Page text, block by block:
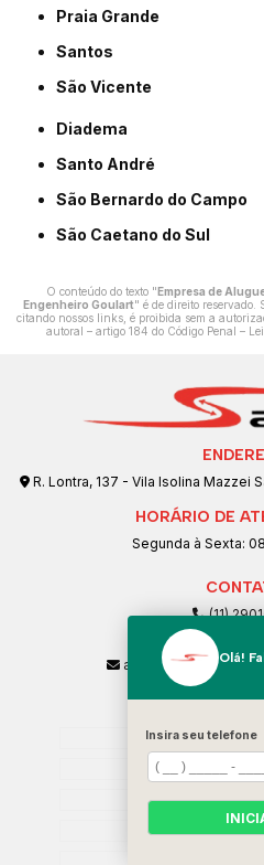
Praia Grande
Santos
São Vicente
Diadema
Santo André
São Bernardo do Campo
São Caetano do Sul
O conteúdo do texto "Empresa de
Engenheiro Goulart" é de direito reservado.
citando nossos links, é proibida sem a
autoral – artigo 184 do Código Penal –
R. Lontra, 137 - Vila Isolina Mazzei
HORÁRIO DE
Segunda à Sexta:
(11)
(11)
Home
Olá!
Insira seu telefone